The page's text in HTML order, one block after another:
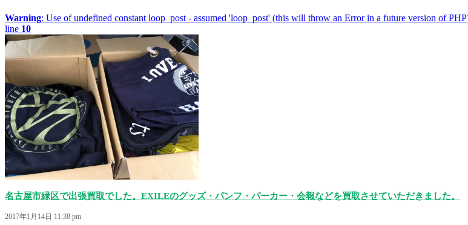
Warning: Use of undefined constant loop_post - assumed 'loop_post' (this will throw an Error in a future version of
line 10
名古屋市緑区で出張買取でした。EXILEのグッズ・パンフ・パーカー・会報などを買取させていただきました。
2017年1月14日 11:38 pm